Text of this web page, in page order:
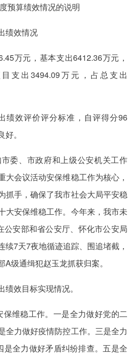
预算绩效情况的说明
绩效情况
万元，基本支出6412.36万元，
支出3494.09万元，占总支出
绩效评价评分标准，自评得分96
。
委、市政府和上级公安机关工作
大会议活动安保维稳工作为核心，
抓手，确保了我市社会大局平安稳
大安保维稳工作。今年来，我市未
公安部和省公安厅、怀化市公安局
续7天7夜地循迹追踪、围追堵截，
级通缉犯赵玉龙抓获归案。
效目标实现情况。
保维稳工作。一是全力做好党的二
全力做好疫情防控工作。三是全力
是全力做好矛盾纠纷排查。五是全